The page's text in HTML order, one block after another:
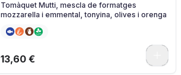
Tomàquet Mutti, mescla de formatges
mozzarella i emmental, tonyina, olives i orenga
13,60 €